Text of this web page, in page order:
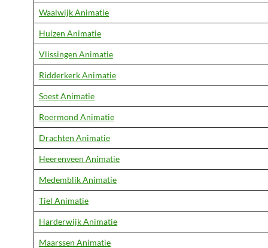
Waalwijk Animatie
Huizen Animatie
Vlissingen Animatie
Ridderkerk Animatie
Soest Animatie
Roermond Animatie
Drachten Animatie
Heerenveen Animatie
Medemblik Animatie
Tiel Animatie
Harderwijk Animatie
Maarssen Animatie